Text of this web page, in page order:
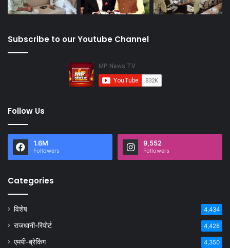
Subscribe to our Youtube Channel
Follow Us
1.6M
Followers
9,552
Followers
Categories
विशेष 4,434
राजधानी-रिपोर्ट 4,428
एमपी-ब्रेकिंग 4,350